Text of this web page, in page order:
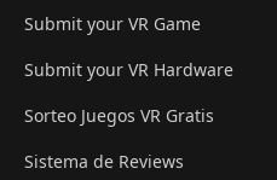
Submit your VR Game
Submit your VR Hardware
Sorteo Juegos VR Gratis
Sistema de Reviews